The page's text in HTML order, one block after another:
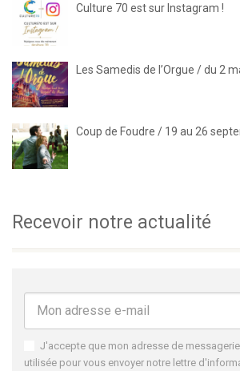
Culture 70 est sur Instagram !
Les Samedis de l’Orgue / du 2
Coup de Foudre / 19 au 26
Recevoir notre actualité
J'accepte que mon adresse de
utilisée pour vous envoyer notre lettre